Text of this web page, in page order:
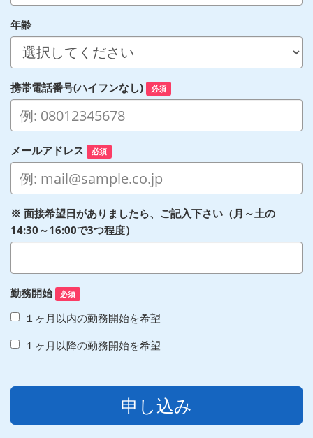
年齢
携帯電話番号(ハイフンなし) 必須
メールアドレス 必須
※ 面接希望日がありましたら、ご記入下さい（月～土の
14:30～16:00で3つ程度）
勤務開始 必須
１ヶ月以内の勤務開始を希望
１ヶ月以降の勤務開始を希望
申し込み